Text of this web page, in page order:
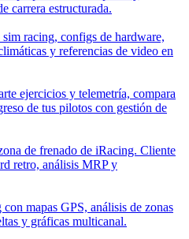
carrera estructurada.
racing, configs de hardware,
y referencias de video en
ejercicios y telemetría, compara
de tus pilotos con gestión de
de frenado de iRacing. Cliente
retro, análisis MRP y
mapas GPS, análisis de zonas
y gráficas multicanal.